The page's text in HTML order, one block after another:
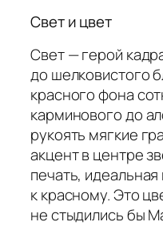
Свет и цвет
Свет — герой
до шелковистого
красного фона
карминового до
рукоять мягкие
акцент в центре
печать,
к красному. Это
не стыдились бы